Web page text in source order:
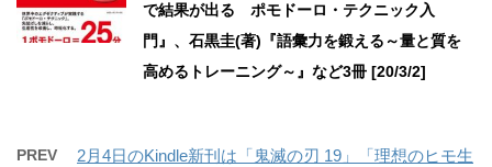
で結果が出る ポモドーロ・テクニック入
門』、石黒圭(著)『語彙力を鍛える～量と質を
高めるトレーニング～』など3冊 [20/3/2]
PREV
2月4日のKindle新刊は「鬼滅の刃 19」「理想のヒモ生